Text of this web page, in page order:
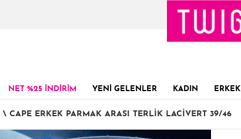
NET %25 İNDİRİM YENİ GELENLER KADIN ERKEK
\ CAPE ERKEK PARMAK ARASI TERLIK LACIVERT 39/46